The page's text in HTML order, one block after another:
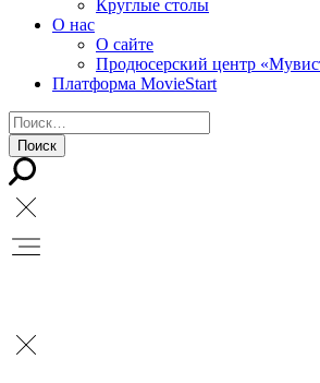
Круглые столы
О нас
О сайте
Продюсерский центр
Платформа MovieStart